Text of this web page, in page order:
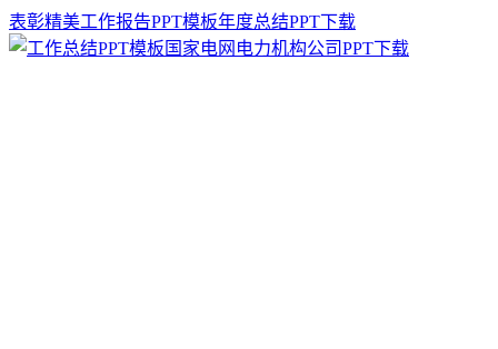
表彰精美工作报告PPT模板年度总结PPT下载